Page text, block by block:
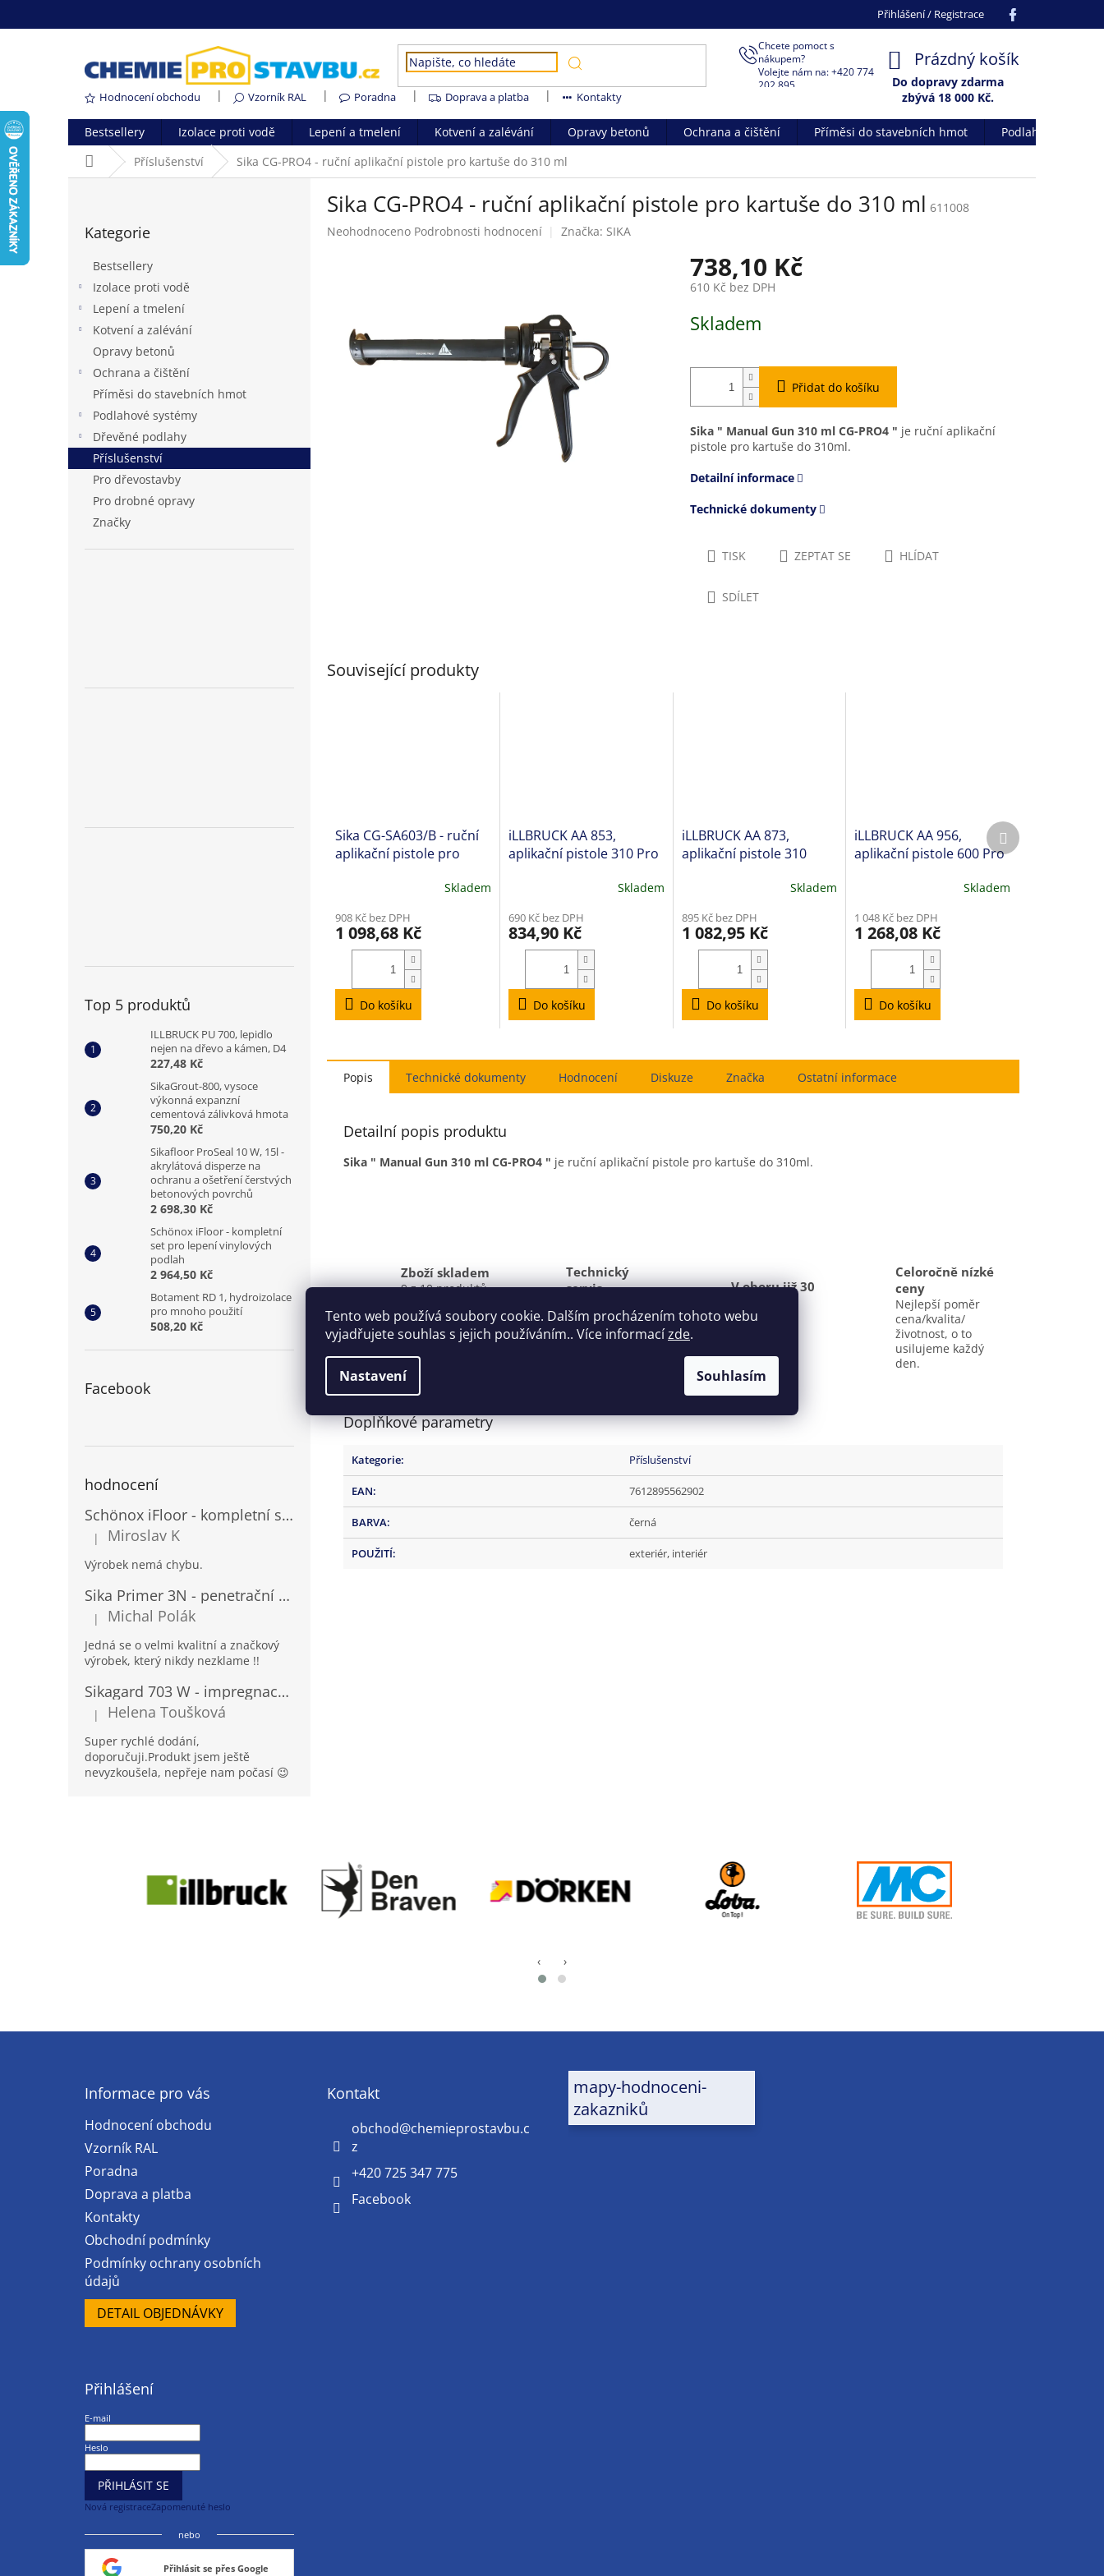
Tento web používá soubory cookie. Dalším procházením tohoto webu
vyjadřujete souhlas s jejich používáním.. Více informacízde.
Nastavení Souhlasím
Přihlášení / Registrace
Chcete pomoct s
nákupem?
Volejte nám na: +420 774
202 895
NÁKUPNÍ
KOŠÍK
Prázdný košík
Hodnocení obchodu Vzorník RAL Poradna Doprava a platba Kontakty
Do dopravy zdarma
zbývá 18 000 Kč.
Bestsellery Izolace proti vodě Lepení a tmelení Kotvení a zalévání Opravy betonů Ochrana a čištění Příměsi do stavebních hmot
Podlahové
Domů Příslušenství Sika CG-PRO4 - ruční aplikační pistole pro kartuše do 310 ml
kategorie
Kategorie
Bestsellery
Izolace proti vodě
Lepení a tmelení
Kotvení a zalévání
Opravy betonů
Ochrana a čištění
Příměsi do stavebních hmot
Podlahové systémy
Dřevěné podlahy
Příslušenství
Pro dřevostavby
Pro drobné opravy
Značky
Top 5 produktů
ILLBRUCK PU 700, lepidlo
nejen na dřevo a kámen, D4
227,48 Kč
SikaGrout-800, vysoce
výkonná expanzní
cementová zálivková hmota
750,20 Kč
Sikafloor ProSeal 10 W, 15l -
akrylátová disperze na
ochranu a ošetření čerstvých
betonových povrchů
2 698,30 Kč
Schönox iFloor - kompletní
set pro lepení vinylových
podlah
2 964,50 Kč
Botament RD 1, hydroizolace
pro mnoho použití
508,20 Kč
Facebook
hodnocení
Schönox iFloor - kompletní set pro lepení vinylových podlah
Hodnocení produktu je 5 z 5 hvězdiček.
| Miroslav K
Výrobek nemá chybu.
Sika Primer 3N - penetrační nátěr pro porézní povrchy a kovy
Hodnocení produktu je 5 z 5 hvězdiček.
| Michal Polák
Jedná se o velmi kvalitní a značkový
výrobek, který nikdy nezklame !!
Sikagard 703 W - impregnace na fasády a kámen
Hodnocení produktu je 5 z 5 hvězdiček.
| Helena Toušková
Super rychlé dodání,
doporučuji.Produkt jsem ještě
nevyzkoušela, nepřeje nam počasí 😉
Sika CG-PRO4 - ruční aplikační pistole pro kartuše do 310 ml 611008
Průměrné
hvězdiček.
Neohodnoceno Podrobnosti hodnocení Značka: SIKA
738,10 Kč
610 Kč bez DPH
cena:
Skladem
Přidat do košíku
Sika " Manual Gun 310 ml CG-PRO4 " je ruční aplikační
pistole pro kartuše do 310ml.
Detailní informace
Technické dokumenty
TISK ZEPTAT SE HLÍDAT
SDÍLET
Související produkty
Sika CG-SA603/B - ruční
aplikační pistole pro
produktu
je
hvězdiček.
Skladem
908 Kč bez DPH
1 098,68 Kč
Do košíku
iLLBRUCK AA 853,
aplikační pistole 310 Pro
Skladem
690 Kč bez DPH
834,90 Kč
Do košíku
iLLBRUCK AA 873,
aplikační pistole 310
Skladem
895 Kč bez DPH
1 082,95 Kč
Do košíku
iLLBRUCK AA 956,
aplikační pistole 600 Pro
Skladem
1 048 Kč bez DPH
1 268,08 Kč
Do košíku
Další
produkt
Popis Hodnocení Diskuze Značka Ostatní informace
Detailní popis produktu
Sika " Manual Gun 310 ml CG-PRO4 " je ruční aplikační pistole pro kartuše do 310ml.
Celoročně nízké
ceny
Nejlepší poměr
cena/kvalita/
životnost, o to
usilujeme každý
den.
Technický
servis
přístup k Vašim
potřebám. Víme
V oboru již 30
Tradice,
Zboží skladem
9 z 10 produktů
expedujeme.
Skladové zboží
máte druhý den
u Vás.
Doplňkové parametry
Kategorie: Příslušenství
EAN: 7612895562902
BARVA: černá
POUŽITÍ: exteriér, interiér
‹ ›
Informace pro vás
Hodnocení obchodu
Vzorník RAL
Poradna
Doprava a platba
Kontakty
Obchodní podmínky
Podmínky ochrany osobních
údajů
DETAIL OBJEDNÁVKY
Kontakt
obchod@chemieprostavbu.c
z
+420 725 347 775
Facebook
mapy-hodnoceni-
zakazniků
Přihlášení
E-mail
Heslo
PŘIHLÁSIT SE
Nová registraceZapomenuté heslo
nebo
Přihlásit se přes Google